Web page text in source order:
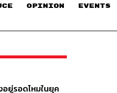
OPINION EVENTS
อยู่รอดไหมในยุค